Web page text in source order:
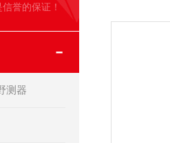
誉的保证！
测器